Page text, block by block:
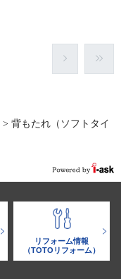
> 背もたれ（ソフトタイ
リフォーム情報
（TOTOリフォーム）